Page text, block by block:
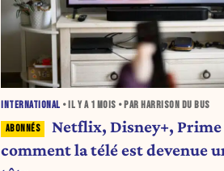
INTERNATIONAL • IL Y A 1 MOIS • PAR HARRISON DU BUS
Netflix, Disney+,
comment la télé est devenue